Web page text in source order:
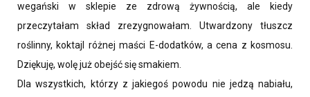
wegański w sklepie ze zdrową żywnością, ale kiedy
przeczytałam skład zrezygnowałam. Utwardzony tłuszcz
roślinny, koktajl różnej maści E-dodatków, a cena z kosmosu.
Dziękuję, wolę już obejść się smakiem.
Dla wszystkich, którzy z jakiegoś powodu nie jedzą nabiału,